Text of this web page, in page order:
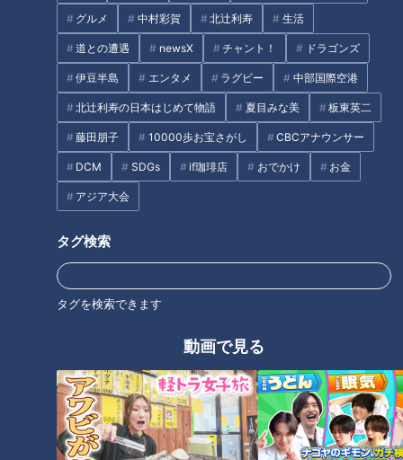
グルメ 中村彩賀 北辻利寿 生活
道との遭遇 newsX チャント！ ドラゴンズ
伊豆半島 エンタメ ラグビー 中部国際空港
北辻利寿の日本はじめて物語 夏目みな美 板東英二
藤田朋子 10000歩お宝さがし CBCアナウンサー
DCM SDGs if珈琲店 おでかけ お金
アジア大会
タグ検索
タグを検索できます
動画で見る
ー選考で重視するところ
中村彩賀の10000歩お宝さがし
｜IGアリーナ周辺でお宝スポッ
ト探し！【チャント！特集】
タグ
生活 チャント！ 焼肉
オススメ関連コンテンツ
大阪の人気焼肉店が名古屋初上
陸！コスパ最強「焼肉ジャッ
ク」の食べ放題を大家族が体験
リポート
人気焼肉店がプロデュース！和
牛をカジュアルに堪能できる